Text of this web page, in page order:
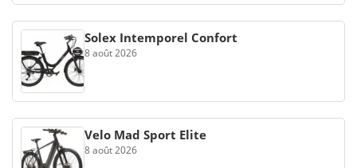
Solex Intemporel Confort
8 août 2026
Velo Mad Sport Elite
8 août 2026